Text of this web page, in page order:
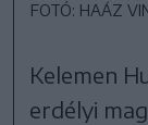
FOTÓ: HAÁZ
Kelemen
erdélyi